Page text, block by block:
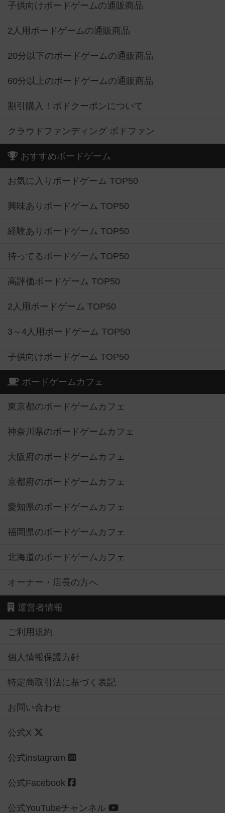
子供向けボードゲームの通販商品
2人用ボードゲームの通販商品
20分以下のボードゲームの通販商品
60分以上のボードゲームの通販商品
割引購入！ボドクーポンについて
クラウドファンディング ボドファン
おすすめボードゲーム
お気に入りボードゲーム TOP50
興味ありボードゲーム TOP50
経験ありボードゲーム TOP50
持ってるボードゲーム TOP50
高評価ボードゲーム TOP50
2人用ボードゲーム TOP50
3～4人用ボードゲーム TOP50
子供向けボードゲーム TOP50
ボードゲームカフェ
東京都のボードゲームカフェ
神奈川県のボードゲームカフェ
大阪府のボードゲームカフェ
京都府のボードゲームカフェ
愛知県のボードゲームカフェ
福岡県のボードゲームカフェ
北海道のボードゲームカフェ
オーナー・店長の方へ
運営者情報
ご利用規約
個人情報保護方針
特定商取引法に基づく表記
お問い合わせ
公式X
公式instagram
公式Facebook
公式YouTubeチャンネル